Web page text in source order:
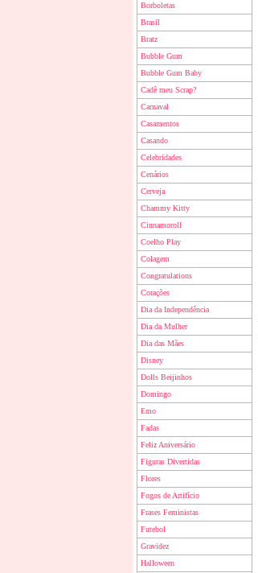
Borboletas
Brasil
Bratz
Bubble Gum
Bubble Gum Baby
Cadê meu Scrap?
Carnaval
Casamentos
Casando
Celebridades
Cenários
Cerveja
Chammy Kitty
Cinnamoroll
Coelho Play
Colagem
Congratulations
Corações
Dia da Independência
Dia da Mulher
Dia das Mães
Disney
Dolls Beijinhos
Domingo
Emo
Fadas
Feliz Aniversário
Figuras Divertidas
Flores
Fogos de Artifício
Frases Feministas
Futebol
Gravidez
Halloween